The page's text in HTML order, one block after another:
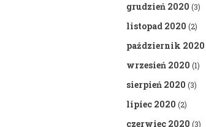
grudzień 2020 (3)
listopad 2020 (2)
październik 2020
wrzesień 2020 (1)
sierpień 2020 (3)
lipiec 2020 (2)
czerwiec 2020 (3)